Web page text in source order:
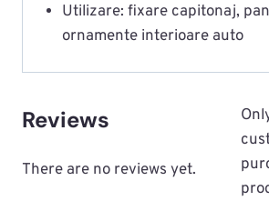
Utilizare: fixare capitonaj,
ornamente interioare auto
Reviews
There are no reviews yet.